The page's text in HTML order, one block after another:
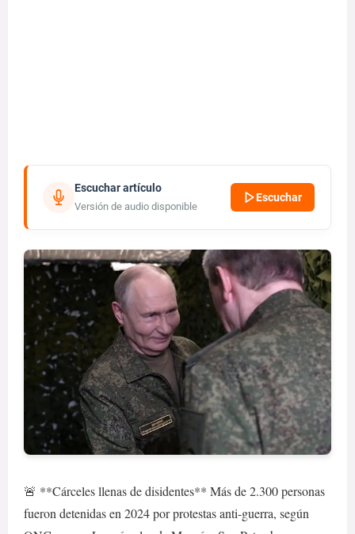
Escuchar artículo
Versión de audio disponible
Escuchar
🚨 **Cárceles llenas de disidentes** Más de 2.300 personas
fueron detenidas en 2024 por protestas anti-guerra, según